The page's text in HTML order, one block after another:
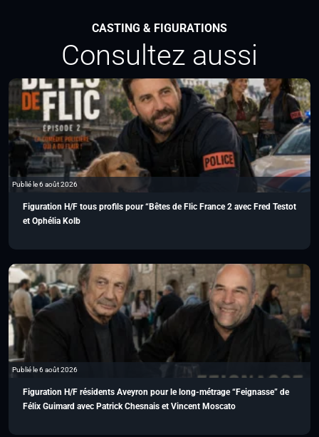
CASTING & FIGURATIONS
Consultez aussi
Publié le 6 août 2026
Figuration H/F tous profils pour “Bêtes de Flic France 2 avec Fred Testot
et Ophélia Kolb
Publié le 6 août 2026
Figuration H/F résidents Aveyron pour le long-métrage “Feignasse” de
Félix Guimard avec Patrick Chesnais et Vincent Moscato